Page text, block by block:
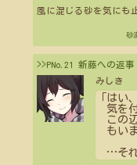
風に混じる砂を気にも
砂
>>PNo.21 新藤への返事
みしき
「はい
気を
この
もい
…そ